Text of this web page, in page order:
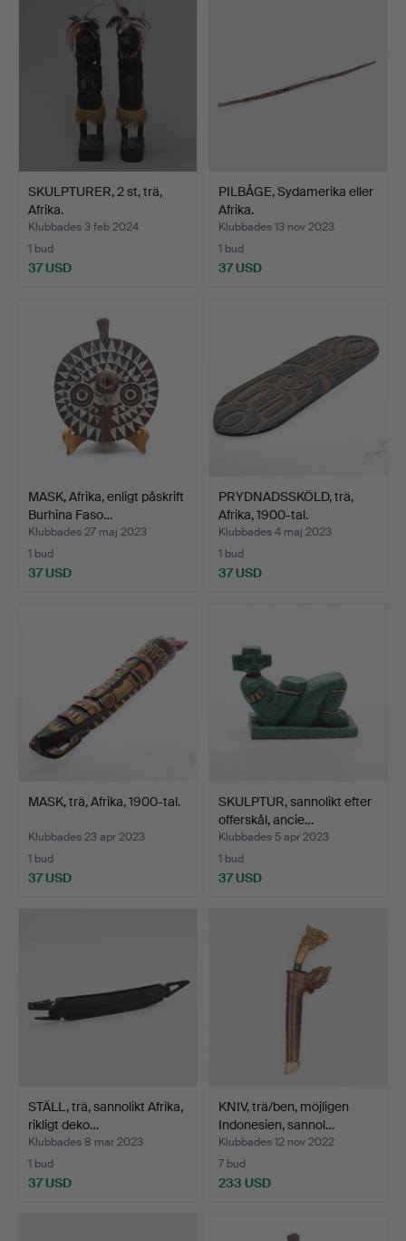
SKULPTURER, 2 st, trä,
Afrika.
Klubbades 3 feb 2024
1 bud
37 USD
PILBÅGE, Sydamerika eller
Afrika.
Klubbades 13 nov 2023
1 bud
37 USD
MASK, Afrika, enligt påskrift
Burhina Faso…
Klubbades 27 maj 2023
1 bud
37 USD
PRYDNADSSKÖLD, trä,
Afrika, 1900-tal.
Klubbades 4 maj 2023
1 bud
37 USD
MASK, trä, Afrika, 1900-tal.
Klubbades 23 apr 2023
1 bud
37 USD
SKULPTUR, sannolikt efter
offerskål, ancie…
Klubbades 5 apr 2023
1 bud
37 USD
STÄLL, trä, sannolikt Afrika,
rikligt deko…
Klubbades 8 mar 2023
1 bud
37 USD
KNIV, trä/ben, möjligen
Indonesien, sannol…
Klubbades 12 nov 2022
7 bud
233 USD